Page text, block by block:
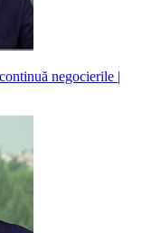
negocierile |